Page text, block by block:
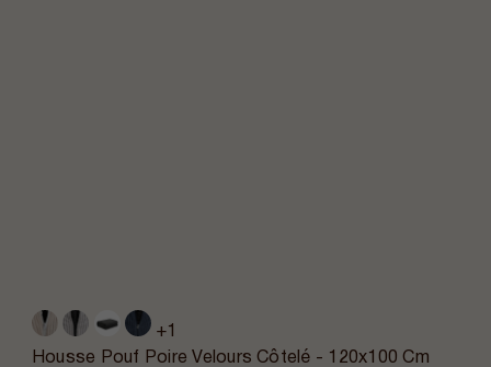
+1
Housse Pouf Poire Velours Côtelé - 120x100 Cm